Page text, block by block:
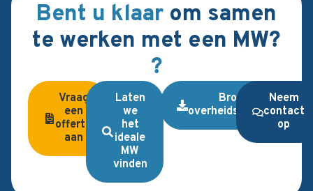
Bent u klaar om samen
te werken met een MW?
?
Vraag
een
offerte
aan
Laten
we
het
ideale
MW
vinden
Brochure
overheidsopdrachten
Neem
contact
op